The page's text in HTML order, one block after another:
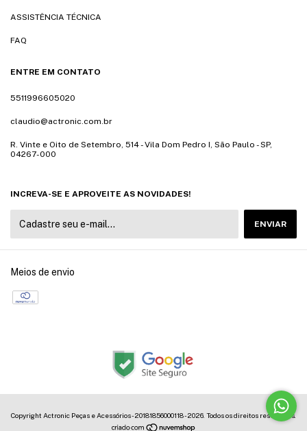
ASSISTÊNCIA TÉCNICA
FAQ
ENTRE EM CONTATO
5511996605020
claudio@actronic.com.br
R. Vinte e Oito de Setembro, 514 - Vila Dom Pedro I, São Paulo - SP,
04267-000
INCREVA-SE E APROVEITE AS NOVIDADES!
Meios de envio
Copyright Actronic Peças e Acessórios - 20181856000118 - 2026. Todos os direitos reservados.